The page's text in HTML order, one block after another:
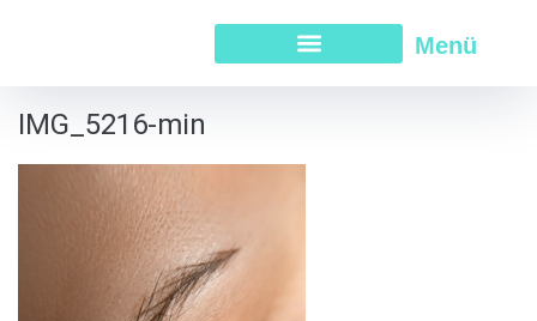
Menü
IMG_5216-min